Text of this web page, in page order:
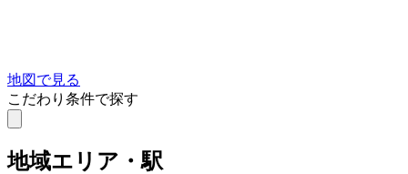
地図で見る
こだわり条件で探す
地域エリア・駅